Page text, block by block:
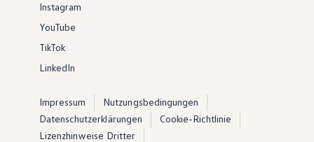
Instagram
YouTube
TikTok
LinkedIn
Impressum
Nutzungsbedingungen
Datenschutzerklärungen
Cookie-Richtlinie
Lizenzhinweise Dritter